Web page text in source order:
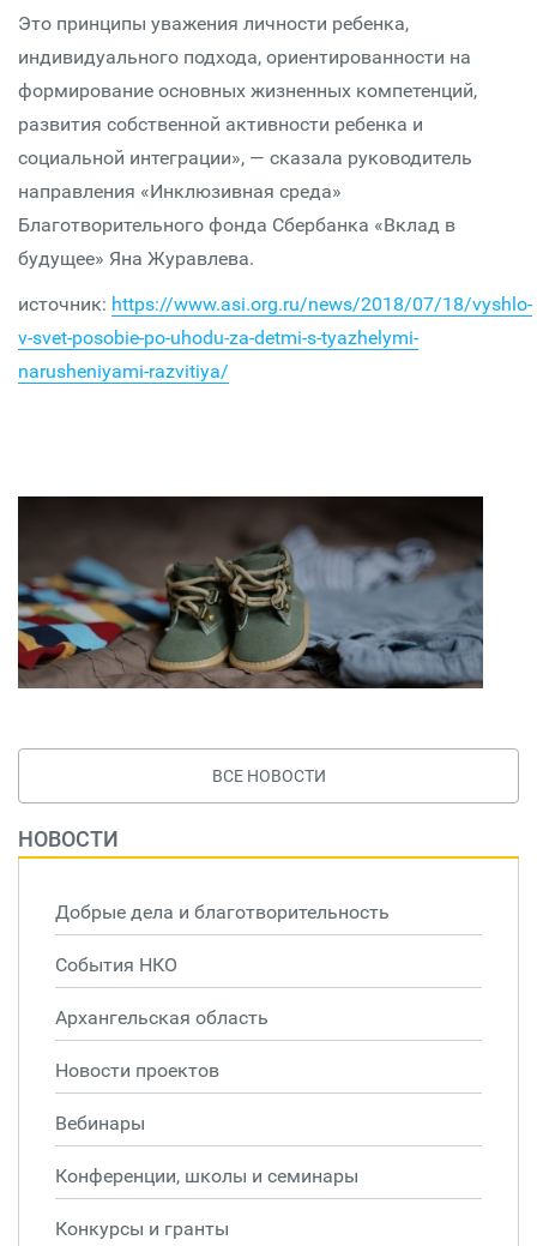
Это принципы уважения личности ребенка,
индивидуального подхода, ориентированности на
формирование основных жизненных компетенций,
развития собственной активности ребенка и
социальной интеграции», — сказала руководитель
направления «Инклюзивная среда»
Благотворительного фонда Сбербанка «Вклад в
будущее» Яна Журавлева.
источник: https://www.asi.org.ru/news/2018/07/18/vyshlo-
v-svet-posobie-po-uhodu-za-detmi-s-tyazhelymi-
narusheniyami-razvitiya/
ВСЕ НОВОСТИ
НОВОСТИ
Добрые дела и благотворительность
События НКО
Архангельская область
Новости проектов
Вебинары
Конференции, школы и семинары
Конкурсы и гранты